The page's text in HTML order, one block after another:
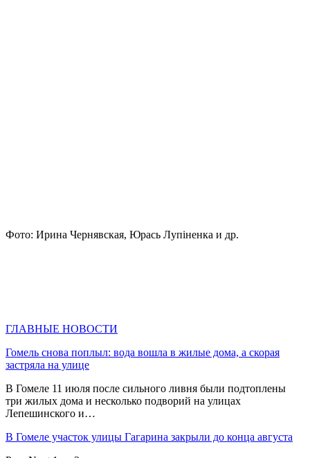
Фото: Ирина Чернявская, Юрась Лупіненка и др.
ГЛАВНЫЕ НОВОСТИ
Гомель снова поплыл: вода вошла в жилые дома, а скорая
застряла на улице
В Гомеле 11 июля после сильного ливня были подтоплены
три жилых дома и несколько подворий на улицах
Лепешинского и…
В Гомеле участок улицы Гагарина закрыли до конца августа